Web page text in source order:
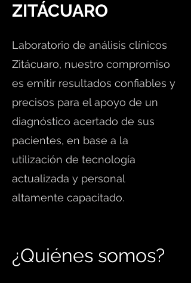
ZITÁCUARO
Laboratorio de análisis clínicos
Zitácuaro, nuestro compromiso
es emitir resultados confiables y
precisos para el apoyo de un
diagnóstico acertado de sus
pacientes, en base a la
utilización de tecnología
actualizada y personal
altamente capacitado.
¿Quiénes somos?